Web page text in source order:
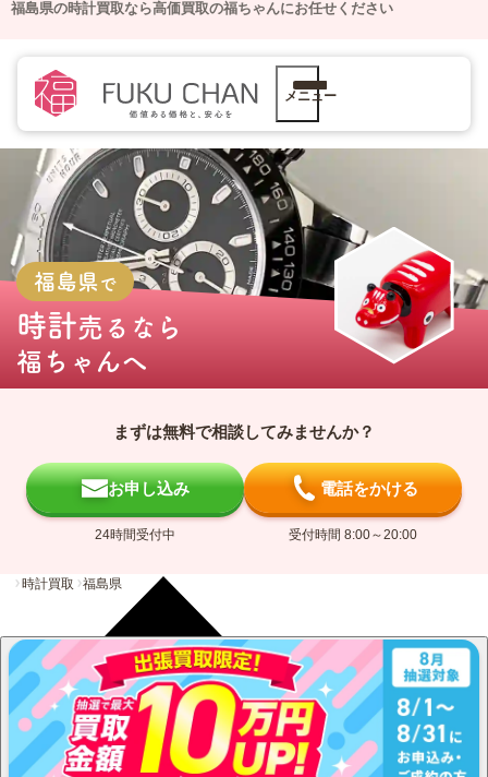
福島県の時計買取なら高価買取の福ちゃんにお任せください
メニュー
福島県で
時計売るなら
福ちゃんへ
まずは無料で相談してみませんか？
お申し込み
24時間受付中
電話をかける
受付時間 8:00～20:00
時計買取 福島県